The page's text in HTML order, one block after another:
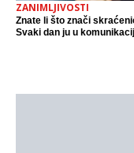
ZANIMLJIVOSTI
Znate li što znači
Svaki dan ju u